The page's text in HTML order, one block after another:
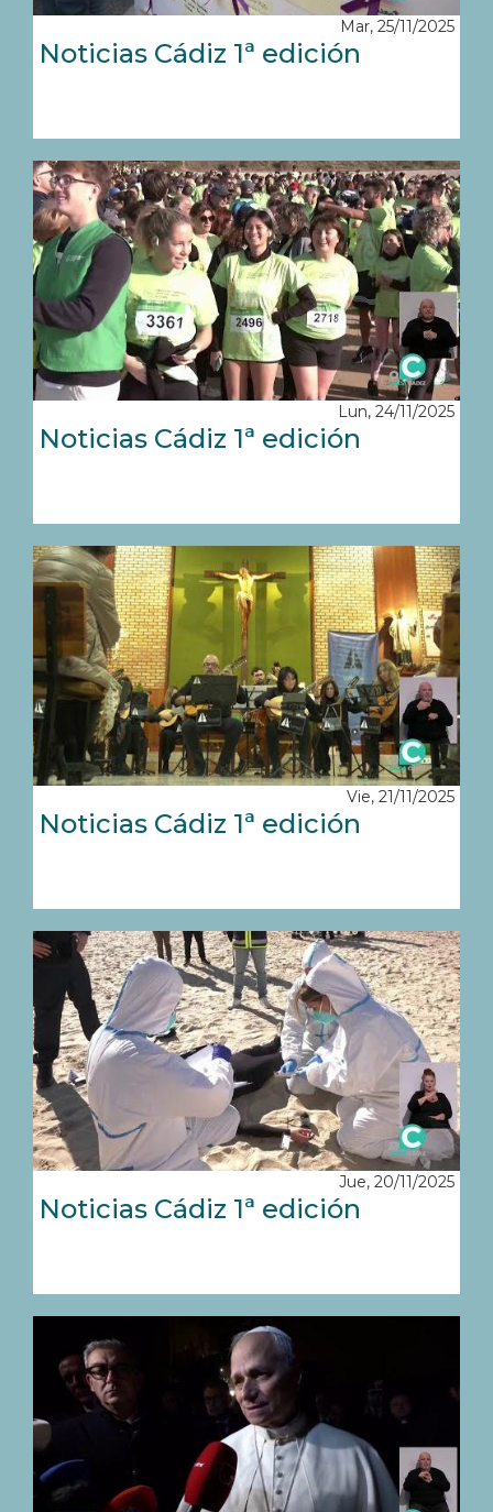
Mar, 25/11/2025
Noticias Cádiz 1ª edición
Lun, 24/11/2025
Noticias Cádiz 1ª edición
Vie, 21/11/2025
Noticias Cádiz 1ª edición
Jue, 20/11/2025
Noticias Cádiz 1ª edición